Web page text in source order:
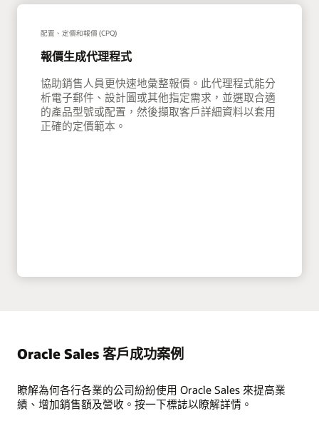
配置、定價和報價 (CPQ)
報價生成代理程式
協助銷售人員更快速地彙整報價。此代理程式能分
析電子郵件、設計圖或其他指定需求，並選取合適
的產品型號或配置，然後擷取客戶詳細資料以套用
正確的定價範本。
Oracle Sales 客戶成功案例
瞭解為何各行各業的公司紛紛使用 Oracle Sales 來提高業
績、增加銷售額及營收。按一下標誌以瞭解詳情。